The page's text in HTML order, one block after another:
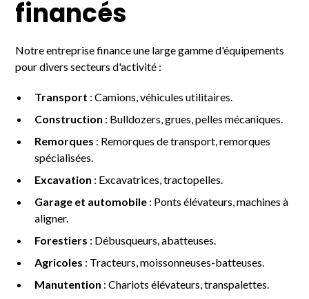
financés
Notre entreprise finance une large gamme d'équipements
pour divers secteurs d'activité :
Transport : Camions, véhicules utilitaires.
Construction : Bulldozers, grues, pelles mécaniques.
Remorques : Remorques de transport, remorques
spécialisées.
Excavation : Excavatrices, tractopelles.
Garage et automobile : Ponts élévateurs, machines à
aligner.
Forestiers : Débusqueurs, abatteuses.
Agricoles : Tracteurs, moissonneuses-batteuses.
Manutention : Chariots élévateurs, transpalettes.